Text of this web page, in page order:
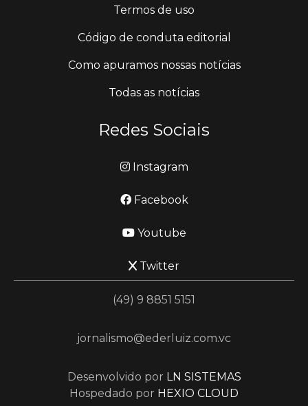
Termos de uso
Código de conduta editorial
Como apuramos nossas notícias
Todas as notícias
Redes Sociais
Instagram
Facebook
Youtube
Twitter
(49) 9 8851 5151
jornalismo@ederluiz.com.vc
Desenvolvido por LN SISTEMAS
Hospedado por HEXIO CLOUD